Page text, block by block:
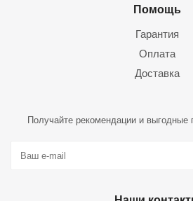
Помощь
Гарантия
Оплата
Доставка
Получайте рекомендации и выгодные